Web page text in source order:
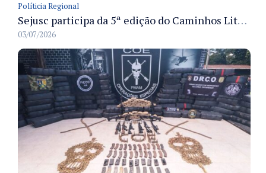
Políticia Regional
Sejusc participa da 5ª edição do Caminhos Literários com foco na cultura hip-hop nas unidades socioeducativas
03/07/2026